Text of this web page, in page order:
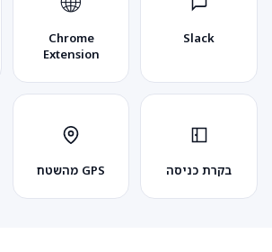
Slack
Chrome
Extension
בקרת כניסה GPS מהשטח